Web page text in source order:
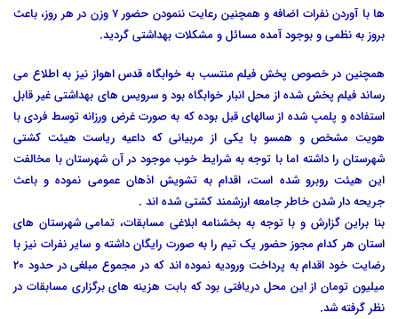
ها با آوردن نفرات اضافه و همچنین رعایت ننمودن حضور 7 وزن در هر روز، باعث
بروز به نظمی و بوجود آمده مسائل و مشکلات بهداشتی گردید.
همچنین در خصوص پخش فیلم منتسب به خوابگاه قدس اهواز نیز به اطلاع می
رساند فیلم پخش شده از محل انبار خوابگاه بود و سرویس های بهداشتی غیر قابل
استفاده و پلمپ شده از سالهای قبل بوده که به صورت غرض ورزانه توسط فردی با
هویت مشخص و همسو با یکی از مربیانی که داعیه ریاست هیئت کشتی
شهرستان را داشته اما با توجه به شرایط خوب موجود در آن شهرستان با مخالفت
این هیئت روبرو شده است، اقدام به تشویش اذهان عمومی نموده و باعث
جریحه دار شدن خاطر جامعه ارزشمند کشتی شده اند .
بنا براین گزارش و با توجه به بخشنامه ابلاغی مسابقات، تمامی شهرستان های
استان هر کدام مجوز حضور یک تیم را به صورت رایگان داشته و سایر نفرات نیز با
رضایت خود اقدام به پرداخت ورودیه نموده اند که در مجموع مبلغی در حدود 20
میلیون تومان از این محل دریافتی بود که بابت هزینه های برگزاری مسابقات در
نظر گرفته شد.